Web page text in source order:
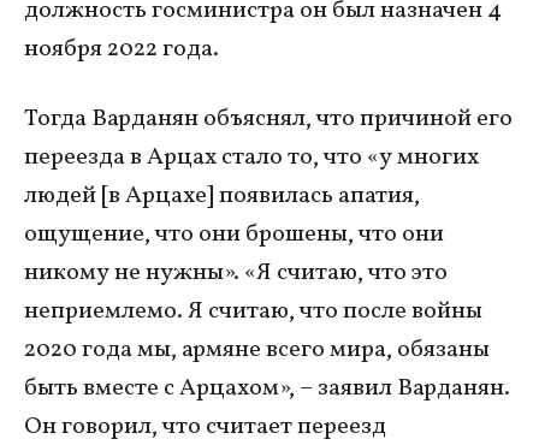
должность госминистра он был назначен 4
ноября 2022 года.
Тогда Варданян объяснял, что причиной его
переезда в Арцах стало то, что «у многих
людей [в Арцахе] появилась апатия,
ощущение, что они брошены, что они
никому не нужны». «Я считаю, что это
неприемлемо. Я считаю, что после войны
2020 года мы, армяне всего мира, обязаны
быть вместе с Арцахом», – заявил Варданян.
Он говорил, что считает переезд